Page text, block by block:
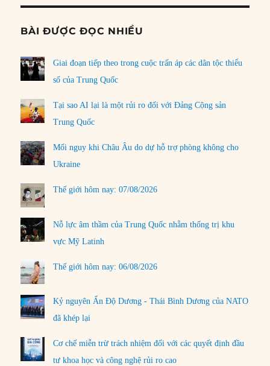
BÀI ĐƯỢC ĐỌC NHIỀU
Giai đoạn tiếp theo trong cuộc trấn áp các dân tộc thiểu
số của Trung Quốc
Tại sao AI lại là một rủi ro đối với Đảng Cộng sản
Trung Quốc
Mối nguy khi Châu Âu do dự hỗ trợ phòng không cho
Ukraine
Thế giới hôm nay: 07/08/2026
Nỗ lực âm thầm của Trung Quốc nhằm thống trị khu
vực Mỹ Latinh
Thế giới hôm nay: 06/08/2026
Kỷ nguyên Ấn Độ Dương - Thái Bình Dương của NATO
đã khép lại
Cơ chế miễn trừ trách nhiệm đối với các quyết định đầu
tư khoa học và công nghệ rủi ro cao